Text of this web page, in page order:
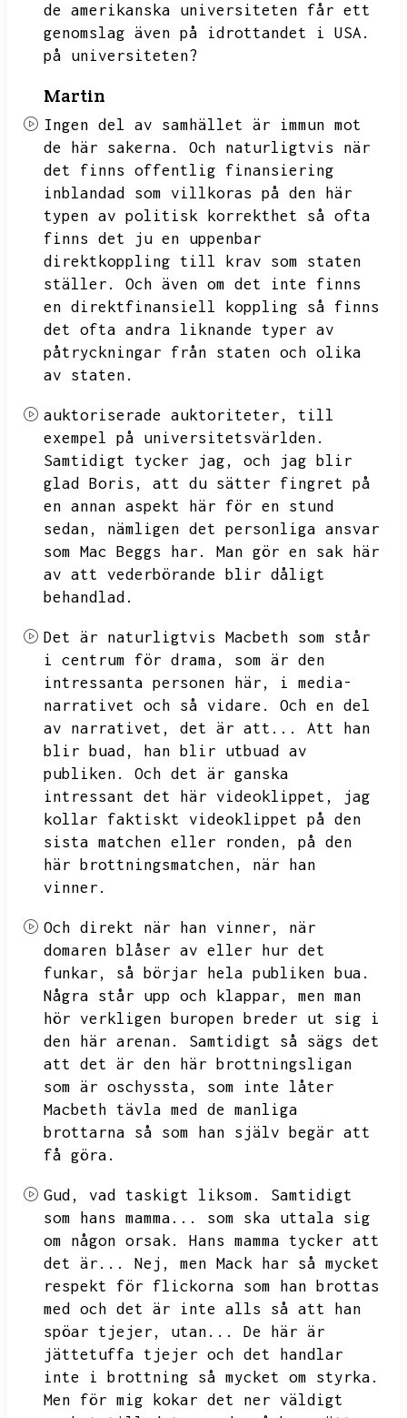
de amerikanska universiteten får ett
genomslag även på idrottandet i USA.
på universiteten?
Martin
Ingen del av samhället är immun mot
de här sakerna.
Och naturligtvis när
det finns offentlig finansiering
inblandad som villkoras på den här
typen av politisk korrekthet så ofta
finns det ju en uppenbar
direktkoppling till krav som staten
ställer.
Och även om det inte finns
en direktfinansiell koppling så finns
det ofta andra liknande typer av
påtryckningar från staten och olika
av staten.
auktoriserade auktoriteter,
till
exempel på universitetsvärlden.
Samtidigt tycker jag,
och jag blir
glad Boris,
att du sätter fingret på
en annan aspekt här för en stund
sedan,
nämligen det personliga ansvar
som Mac Beggs har.
Man gör en sak här
av att vederbörande blir dåligt
behandlad.
Det är naturligtvis Macbeth som står
i centrum för drama,
som är den
intressanta personen här,
i media-
narrativet och så vidare.
Och en del
av narrativet,
det är att...
Att han
blir buad,
han blir utbuad av
publiken.
Och det är ganska
intressant det här videoklippet,
jag
kollar faktiskt videoklippet på den
sista matchen eller ronden,
på den
här brottningsmatchen,
när han
vinner.
Och direkt när han vinner,
när
domaren blåser av eller hur det
funkar,
så börjar hela publiken bua.
Några står upp och klappar,
men man
hör verkligen buropen breder ut sig i
den här arenan.
Samtidigt så sägs det
att det är den här brottningsligan
som är oschyssta,
som inte låter
Macbeth tävla med de manliga
brottarna så som han själv begär att
få göra.
Gud, vad taskigt liksom.
Samtidigt
som hans mamma...
som ska uttala sig
om någon orsak.
Hans mamma tycker att
det är...
Nej,
men Mack har så mycket
respekt för flickorna som han brottas
med och det är inte alls så att han
spöar tjejer,
utan...
De här är
jättetuffa tjejer och det handlar
inte i brottning så mycket om styrka.
Men för mig kokar det ner väldigt